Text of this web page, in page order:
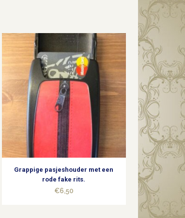
Grappige pasjeshouder met een
rode fake rits.
€6,50